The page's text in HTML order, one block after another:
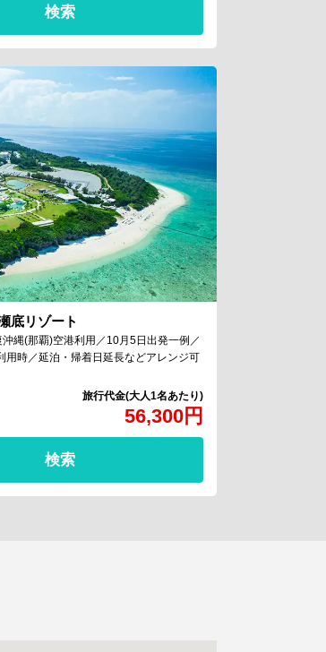
検索
底リゾート
56,300円
縄(那覇)空港利用／10月5日出発一例／
用時／延泊・帰着日延長などアレンジ可
検索